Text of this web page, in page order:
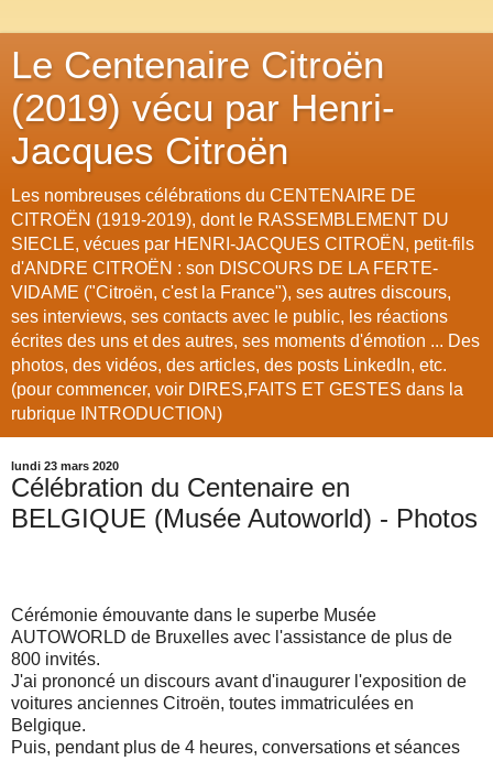
Le Centenaire Citroën
(2019) vécu par Henri-
Jacques Citroën
Les nombreuses célébrations du CENTENAIRE DE
CITROËN (1919-2019), dont le RASSEMBLEMENT DU
SIECLE, vécues par HENRI-JACQUES CITROËN, petit-fils
d'ANDRE CITROËN : son DISCOURS DE LA FERTE-
VIDAME ("Citroën, c'est la France"), ses autres discours,
ses interviews, ses contacts avec le public, les réactions
écrites des uns et des autres, ses moments d'émotion ... Des
photos, des vidéos, des articles, des posts LinkedIn, etc.
(pour commencer, voir DIRES,FAITS ET GESTES dans la
rubrique INTRODUCTION)
lundi 23 mars 2020
Célébration du Centenaire en
BELGIQUE (Musée Autoworld) - Photos
Cérémonie émouvante dans le superbe Musée
AUTOWORLD de Bruxelles avec l'assistance de plus de
800 invités.
J'ai prononcé un discours avant d'inaugurer l'exposition de
voitures anciennes Citroën, toutes immatriculées en
Belgique.
Puis, pendant plus de 4 heures, conversations et séances